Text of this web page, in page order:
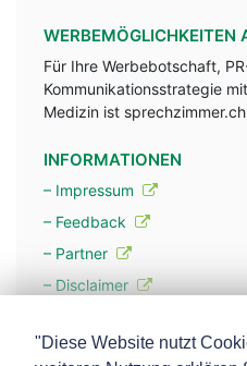
WERBEMÖGLICHKEITEN
Für Ihre Werbebotschaft,
Kommunikationsstrategie
Medizin ist
INFORMATIONEN
– Impressum
– Feedback
– Partner
– Disclaimer
"Diese Website nutzt